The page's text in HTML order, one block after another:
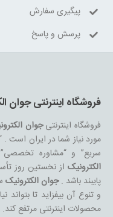
پیگیری سفارش
پرسش و پاسخ
فروشگاه اینترنتی جوان
فروشگاه اینترنتیجوان
مورد نیاز شما در ایران است .
سریع” و “مشاوره
الکترونیکاز نخستین روز
پایبند باشد .جوان الکترونیک
و تنوع آن بیفزاید تا بتواند
محصولات اینترنتی مرتفع کند.